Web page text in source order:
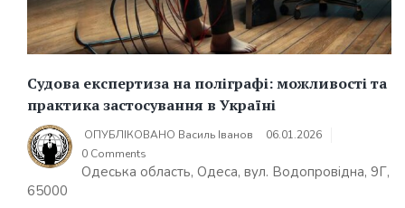
Судова експертиза на поліграфі: можливості та
практика застосування в Україні
ОПУБЛІКОВАНО Василь Іванов
06.01.2026
0 Comments
Одеська область, Одеса, вул. Водопровідна, 9Г,
65000